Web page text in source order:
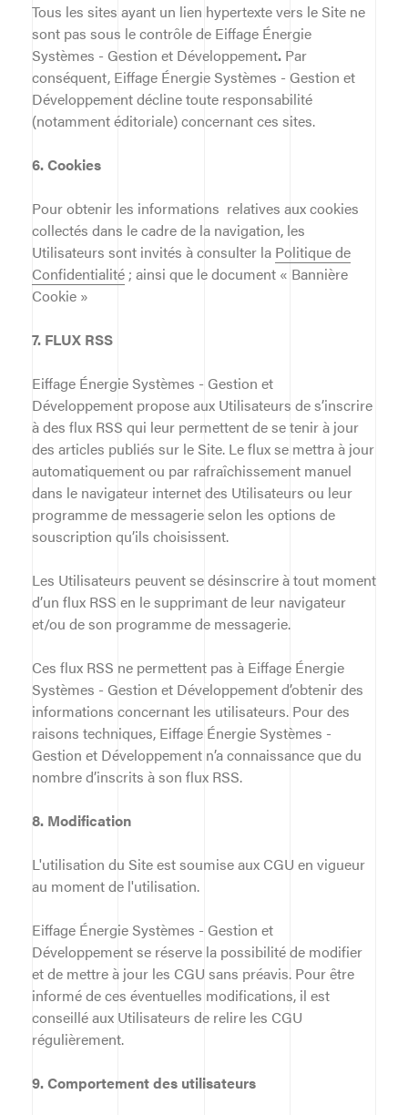
Tous les sites ayant un lien hypertexte vers le Site ne
sont pas sous le contrôle de Eiffage Énergie
Systèmes - Gestion et Développement. Par
conséquent, Eiffage Énergie Systèmes - Gestion et
Développement décline toute responsabilité
(notamment éditoriale) concernant ces sites.
6. Cookies
Pour obtenir les informations relatives aux cookies
collectés dans le cadre de la navigation, les
Utilisateurs sont invités à consulter la Politique de
Confidentialité ; ainsi que le document « Bannière
Cookie »
7. FLUX RSS
Eiffage Énergie Systèmes - Gestion et
Développement propose aux Utilisateurs de s’inscrire
à des flux RSS qui leur permettent de se tenir à jour
des articles publiés sur le Site. Le flux se mettra à jour
automatiquement ou par rafraîchissement manuel
dans le navigateur internet des Utilisateurs ou leur
programme de messagerie selon les options de
souscription qu’ils choisissent.
Les Utilisateurs peuvent se désinscrire à tout moment
d’un flux RSS en le supprimant de leur navigateur
et/ou de son programme de messagerie.
Ces flux RSS ne permettent pas à Eiffage Énergie
Systèmes - Gestion et Développement d’obtenir des
informations concernant les utilisateurs. Pour des
raisons techniques, Eiffage Énergie Systèmes -
Gestion et Développement n’a connaissance que du
nombre d’inscrits à son flux RSS.
8. Modification
L'utilisation du Site est soumise aux CGU en vigueur
au moment de l'utilisation.
Eiffage Énergie Systèmes - Gestion et
Développement se réserve la possibilité de modifier
et de mettre à jour les CGU sans préavis. Pour être
informé de ces éventuelles modifications, il est
conseillé aux Utilisateurs de relire les CGU
régulièrement.
9. Comportement des utilisateurs